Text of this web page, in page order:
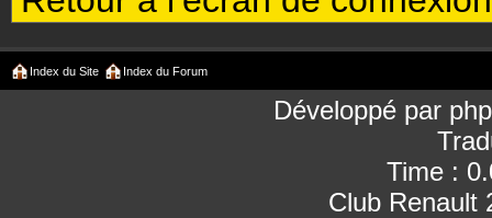
Index du Site Index du Forum
Développé par
Time :
Club Renault